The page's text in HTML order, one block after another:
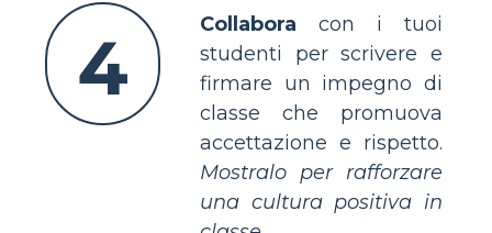
4 Collabora con i tuoi
studenti per scrivere e
firmare un impegno di
classe che promuova
accettazione e rispetto.
Mostralo per rafforzare
una cultura positiva in